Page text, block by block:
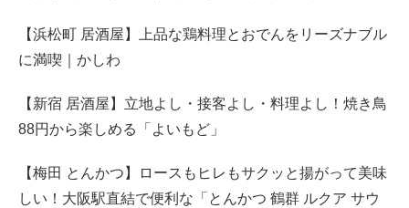
【浜松町 居酒屋】上品な鶏料理とおでんをリーズナブル
に満喫｜かしわ
【新宿 居酒屋】立地よし・接客よし・料理よし！焼き鳥
88円から楽しめる「よいもど」
【梅田 とんかつ】ロースもヒレもサクッと揚がって美味
しい！大阪駅直結で便利な「とんかつ 鶴群 ルクア サウ